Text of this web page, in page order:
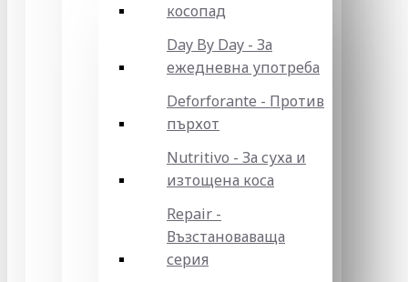
косопад
Day By Day - За
ежедневна употреба
Deforforante - Против
пърхот
Nutritivo - За суха и
изтощена коса
Repair -
Възстановаваща
серия